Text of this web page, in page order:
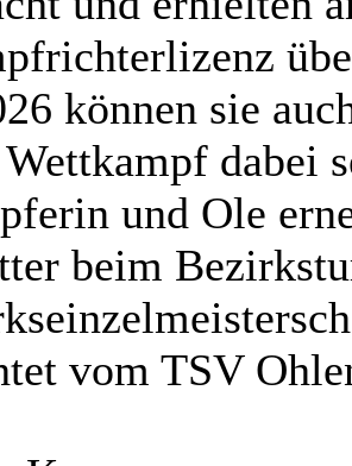
können sie
Wettkampf dabei
und Ole
beim
vom TSV